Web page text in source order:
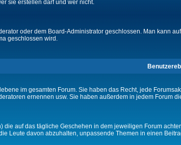
sie erstellen darf und wer nicht.
oder dem Board-Administrator geschlossen. Man kann
geschlossen wird.
im gesamten Forum. Sie haben das Recht, jede
ernennen usw. Sie haben außerdem in jedem Forum
die auf das tägliche Geschehen in dem jeweiligen Forum
Leute davon abzuhalten, unpassende Themen in einen